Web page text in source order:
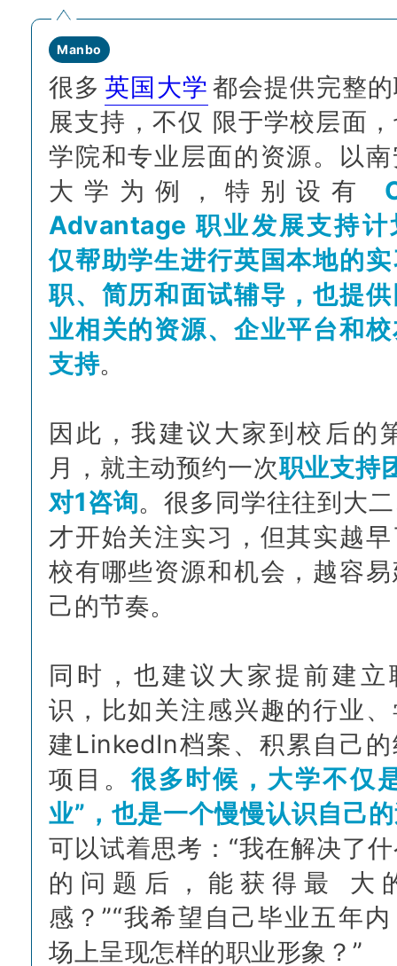
Manbo
很多 英国大学 都会提供完整
展支持，不仅 限于学校层面
学院和专业层面的资源。以
大学为例，特别设有
Advantage 职业发展支持计
仅帮助学生进行英国本地的
职、简历和面试辅导，也提
业相关的资源、企业平台和
支持。
因此，我建议大家到校后的
月，就主动预约一次职业支持
对1咨询。很多同学往往到大
才开始关注实习，但其实越
校有哪些资源和机会，越容
己的节奏。
同时，也建议大家提前建立
识，比如关注感兴趣的行业
建LinkedIn档案、积累自己
项目。 很多时候，大学不仅
业”，也是一个慢慢认识自己
可以试着思考：“我在解决了
的问题后，能获得最 大
感？”“我希望自己毕业五年
场上呈现怎样的职业形象？”